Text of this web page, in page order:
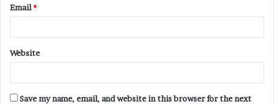
Email*
Website
Save my name, email, and website in this browser for the next